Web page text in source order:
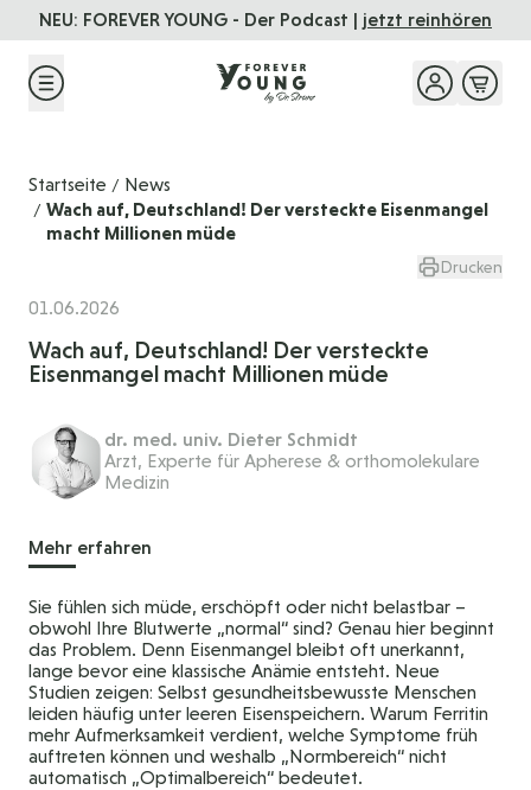
Direkt zum Inhalt
NEU: FOREVER YOUNG - Der Podcast | jetzt reinhören
Startseite / News
/ Wach auf, Deutschland! Der versteckte Eisenmangel
macht Millionen müde
Drucken
01.06.2026
Wach auf, Deutschland! Der versteckte
Eisenmangel macht Millionen müde
dr. med. univ. Dieter Schmidt
Arzt, Experte für Apherese & orthomolekulare
Medizin
Mehr erfahren
Sie fühlen sich müde, erschöpft oder nicht belastbar –
obwohl Ihre Blutwerte „normal“ sind? Genau hier beginnt
das Problem. Denn Eisenmangel bleibt oft unerkannt,
lange bevor eine klassische Anämie entsteht. Neue
Studien zeigen: Selbst gesundheitsbewusste Menschen
leiden häufig unter leeren Eisenspeichern. Warum Ferritin
mehr Aufmerksamkeit verdient, welche Symptome früh
auftreten können und weshalb „Normbereich“ nicht
automatisch „Optimalbereich“ bedeutet.